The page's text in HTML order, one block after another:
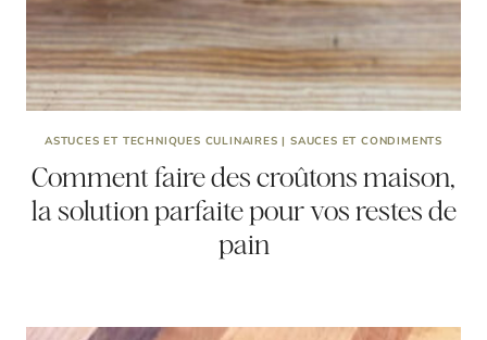
ASTUCES ET TECHNIQUES CULINAIRES | SAUCES ET CONDIMENTS
Comment faire des croûtons maison,
la solution parfaite pour vos restes de
pain